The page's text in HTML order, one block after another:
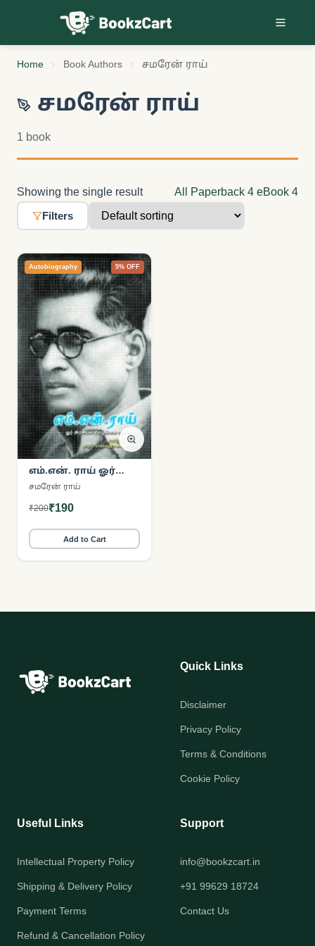
Skip to content
Home Book Authors சமரேன் ராய்
சமரேன் ராய்
1 book
Showing the single result All Paperback 4 eBook 4
Filters
Autobiography 5% OFF
எம்.என். ராய் ஓர்
அரசியல் வாழ்க்கை
சமரேன் ராய்
₹200₹190
Add to Cart
Quick Links
Disclaimer
Privacy Policy
Terms & Conditions
Cookie Policy
Useful Links
Intellectual Property Policy
Shipping & Delivery Policy
Payment Terms
Refund & Cancellation Policy
Support
info@bookzcart.in
+91 99629 18724
Contact Us